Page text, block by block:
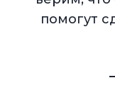
помогут